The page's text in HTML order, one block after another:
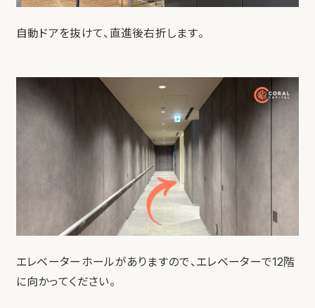
自動ドアを抜けて、直進後右折します。
エレベーターホールがありますので、エレベーターで12階
に向かってください。